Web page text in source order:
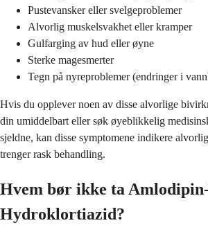
Pustevansker eller svelgeproblemer
Alvorlig muskelsvakhet eller kramper
Gulfarging av hud eller øyne
Sterke magesmerter
Tegn på nyreproblemer (endringer i
Hvis du opplever noen av disse alvorlige
din umiddelbart eller søk øyeblikkelig
sjeldne, kan disse symptomene indikere
trenger rask behandling.
Hvem bør ikke ta
Hydroklortiazid?